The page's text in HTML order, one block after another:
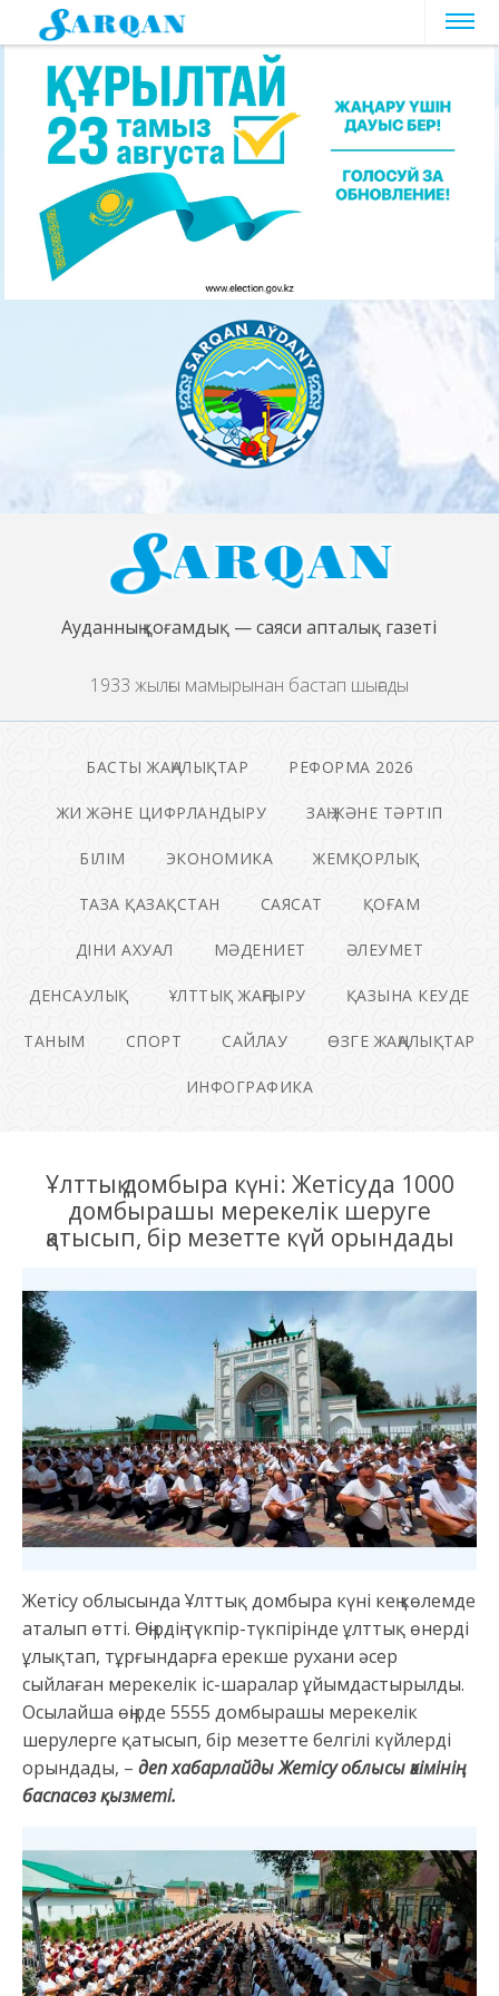
Ауданның қоғамдық — саяси апталық газеті
1933 жылғы мамырынан бастап шығады
БАСТЫ ЖАҢАЛЫҚТАР РЕФОРМА 2026
ЖИ ЖӘНЕ ЦИФРЛАНДЫРУ ЗАҢ ЖӘНЕ ТӘРТІП
БІЛІМ ЭКОНОМИКА ЖЕМҚОРЛЫҚ
ТАЗА ҚАЗАҚСТАН САЯСАТ ҚОҒАМ
ДІНИ АХУАЛ МӘДЕНИЕТ ӘЛЕУМЕТ
ДЕНСАУЛЫҚ ҰЛТТЫҚ ЖАҢҒЫРУ ҚАЗЫНА КЕУДЕ
ТАНЫМ СПОРТ САЙЛАУ ӨЗГЕ ЖАҢАЛЫҚТАР
ИНФОГРАФИКА
Ұлттық домбыра күні: Жетісуда 1000
домбырашы мерекелік шеруге
қатысып, бір мезетте күй орындады
Жетісу облысында Ұлттық домбыра күні кең көлемде
аталып өтті. Өңірдің түкпір-түкпірінде ұлттық өнерді
ұлықтап, тұрғындарға ерекше рухани әсер
сыйлаған мерекелік іс-шаралар ұйымдастырылды.
Осылайша өңірде 5555 домбырашы мерекелік
шерулерге қатысып, бір мезетте белгілі күйлерді
орындады, – деп хабарлайды Жетісу облысы әкімінің
баспасөз қызметі.